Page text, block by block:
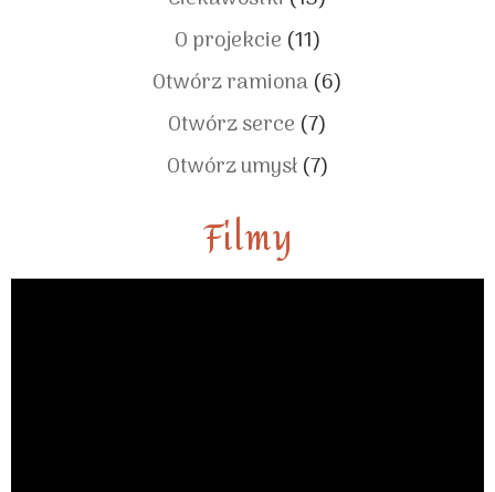
O projekcie (11)
Otwórz ramiona(6)
Otwórz serce (7)
Otwórz umysł(7)
Filmy